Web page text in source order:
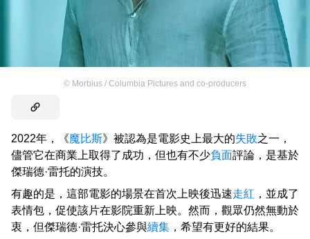
© Morbius / Columbia Pictures and co-producers
2022年，《魔比斯》被認為是電影史上最大的失敗之一，
儘管它在商業上取得了成功，但也有不少負面評論，是基於
傑瑞德·雷托的演技。
有趣的是，這部電影的場景在首次上映後迅速走紅 ，並成了
表情包，促使該片在影院重新上映。然而，觀眾仍然無動於
衷，但傑瑞德·雷托決心參與續集 ，希望有更好的結果。